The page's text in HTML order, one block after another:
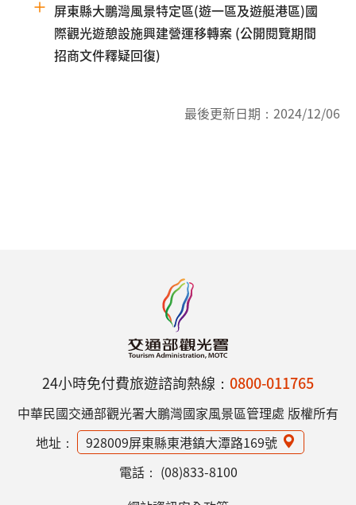
屏東縣大鵬灣風景特定區(遊一區及遊艇港區)國
際觀光遊憩設施興建營運移轉案 (公開閱覽期間
招商文件釋疑回復)
最後更新日期： 2024/12/06
24小時免付費旅遊諮詢熱線： 0800-011765
中華民國交通部觀光署大鵬灣國家風景區管理處 版權所有
地址：
928009屏東縣東港鎮大潭路169號
電話： (08)833-8100